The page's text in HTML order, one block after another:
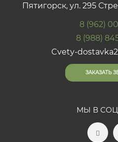
Пятигорск, ул. 295
8 (962)
8 (988)
Cvety-
ЗАКАЗАТЬ
МЫ В